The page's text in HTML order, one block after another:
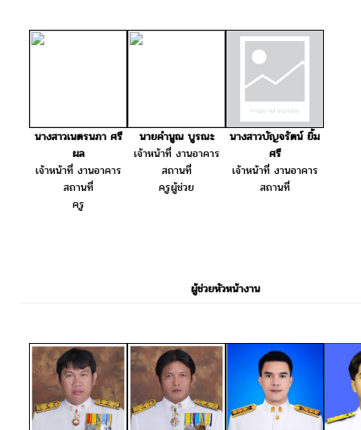
นางสาวเนตรนภา ศรี
ผล
เจ้าหน้าที่ งานอาคาร
สถานที่
ครู
นายคำนูณ บูรณะ
เจ้าหน้าที่ งานอาคาร
สถานที่
ครูผู้ช่วย
นางสาวบัญจรัตน์ ยิ้ม
ศรี
เจ้าหน้าที่ งานอาคาร
สถานที่
ผู้ช่วยหัวหน้างาน